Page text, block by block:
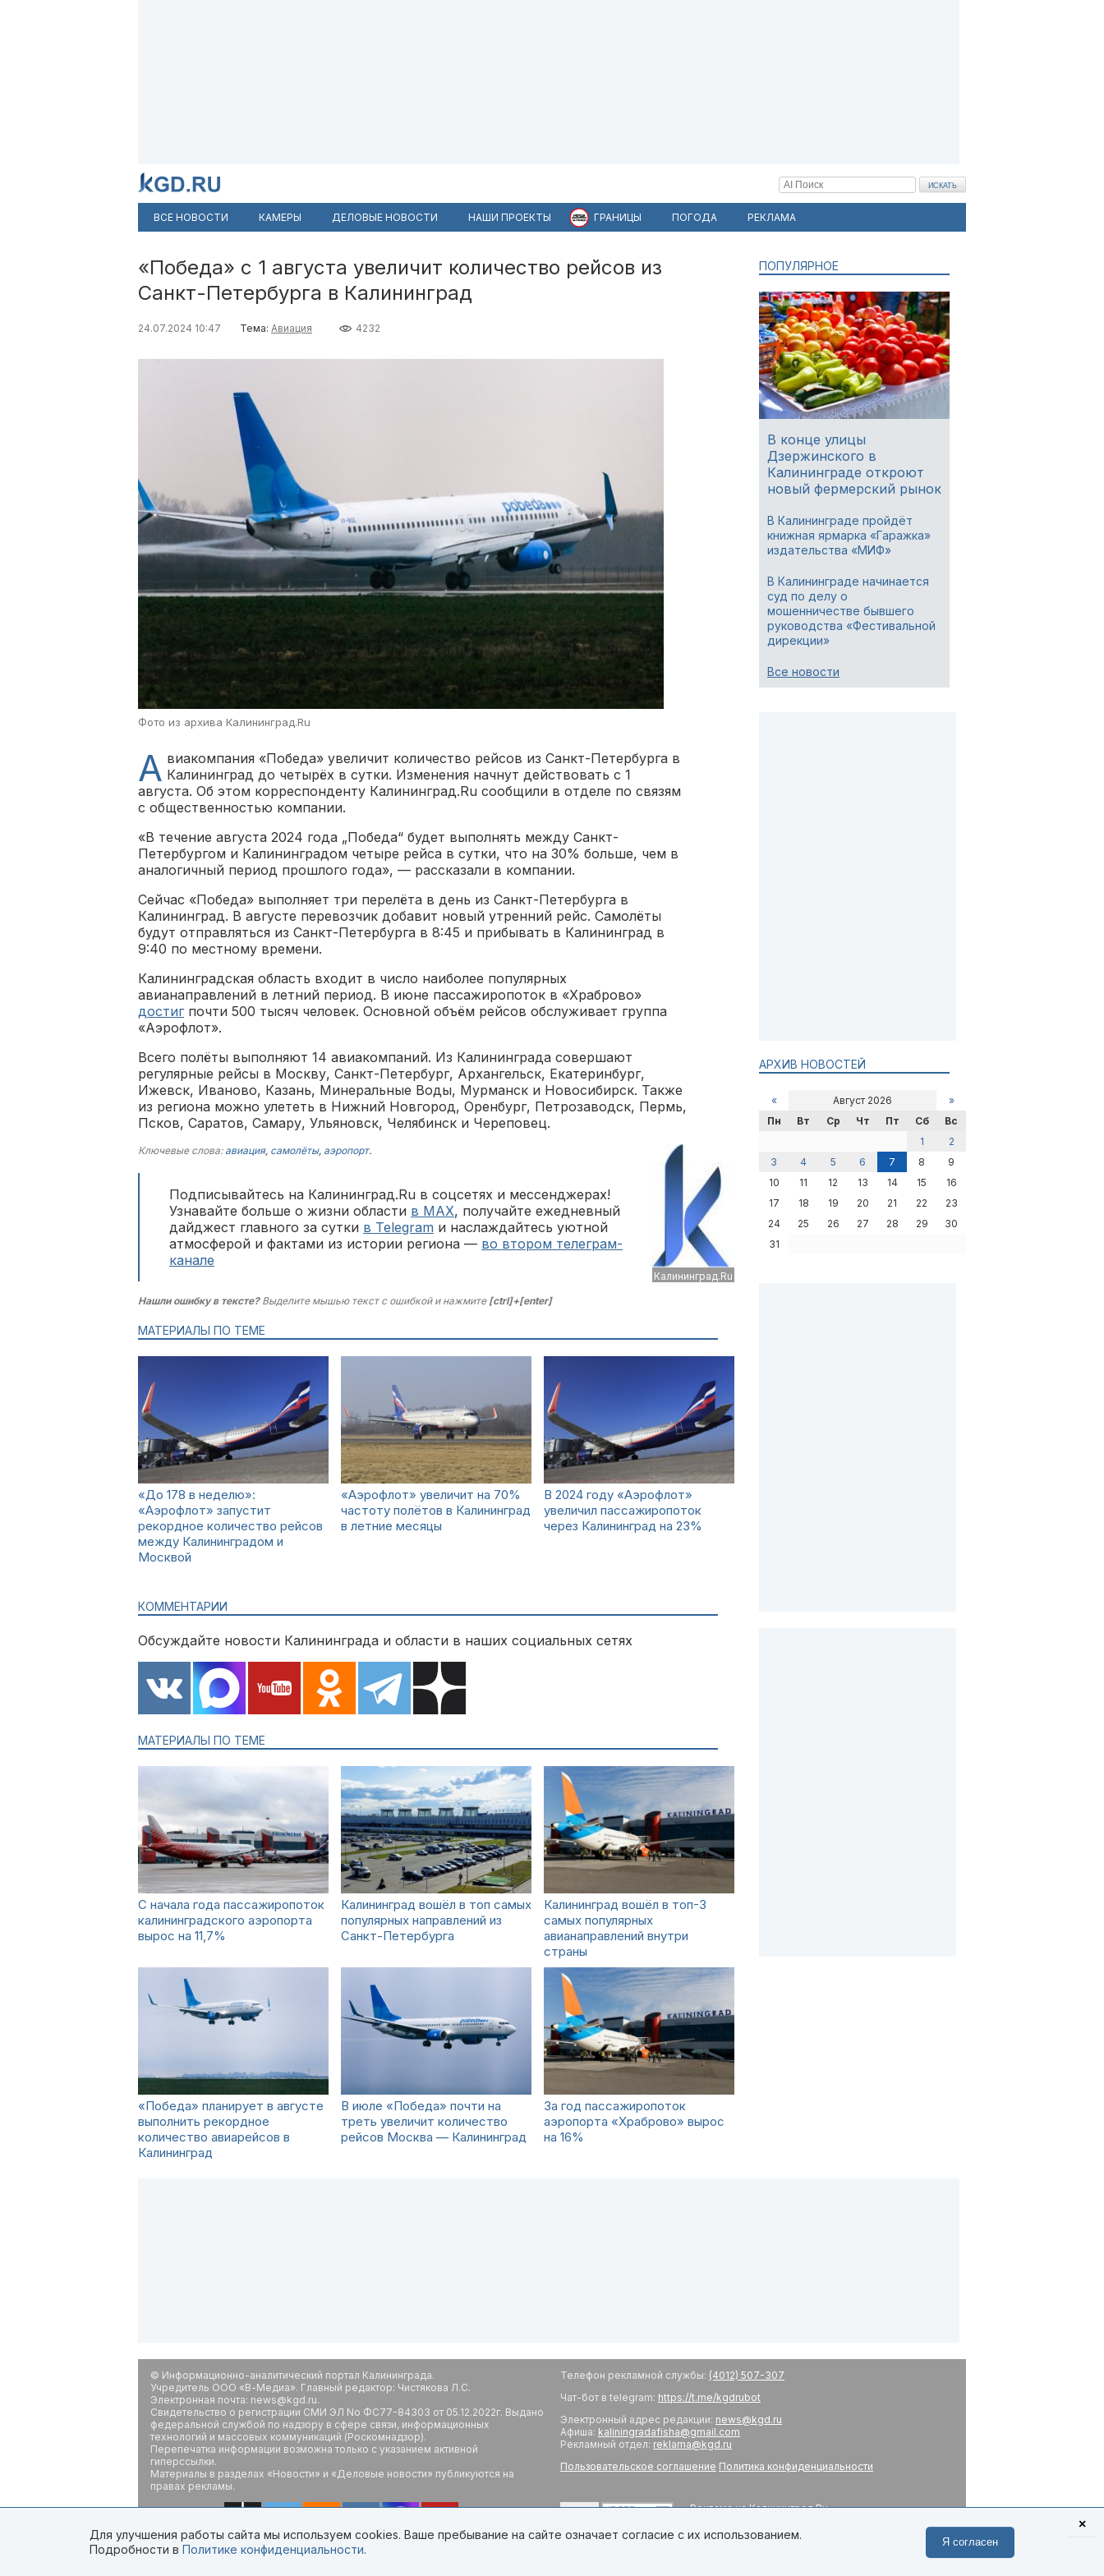
ВСЕ НОВОСТИ КАМЕРЫ ДЕЛОВЫЕ НОВОСТИ НАШИ ПРОЕКТЫ ГРАНИЦЫ ПОГОДА РЕКЛАМА
«Победа» с 1 августа увеличит количество рейсов из
Санкт-Петербурга в Калининград
24.07.2024 10:47 Тема: Авиация 4232
Фото из архива Калининград.Ru
А виакомпания «Победа» увеличит количество рейсов из Санкт-Петербурга в
Калининград до четырёх в сутки. Изменения начнут действовать с 1
августа. Об этом корреспонденту Калининград.Ru сообщили в отделе по связям
с общественностью компании.
«В течение августа 2024 года „Победа“ будет выполнять между Санкт-
Петербургом и Калининградом четыре рейса в сутки, что на 30% больше, чем в
аналогичный период прошлого года», — рассказали в компании.
Сейчас «Победа» выполняет три перелёта в день из Санкт-Петербурга в
Калининград. В августе перевозчик добавит новый утренний рейс. Самолёты
будут отправляться из Санкт-Петербурга в 8:45 и прибывать в Калининград в
9:40 по местному времени.
Калининградская область входит в число наиболее популярных
авианаправлений в летний период. В июне пассажиропоток в «Храброво»
достигпочти 500 тысяч человек. Основной объём рейсов обслуживает группа
«Аэрофлот».
Всего полёты выполняют 14 авиакомпаний. Из Калининграда совершают
регулярные рейсы в Москву, Санкт-Петербург, Архангельск, Екатеринбург,
Ижевск, Иваново, Казань, Минеральные Воды, Мурманск и Новосибирск. Также
из региона можно улететь в Нижний Новгород, Оренбург, Петрозаводск, Пермь,
Псков, Саратов, Самару, Ульяновск, Челябинск и Череповец.
Калининград.Ru
Ключевые слова: авиация, самолёты, аэропорт.
Подписывайтесь на Калининград.Ru в соцсетях и мессенджерах!
Узнавайте больше о жизни области в MAX, получайте ежедневный
дайджест главного за сутки в Telegram и наслаждайтесь уютной
атмосферой и фактами из истории региона — во втором телеграм-
канале
Нашли ошибку в тексте?Выделите мышью текст с ошибкой и нажмите [ctrl]+[enter]
МАТЕРИАЛЫ ПО ТЕМЕ
«До 178 в неделю»:
«Аэрофлот» запустит
рекордное количество рейсов
между Калининградом и
Москвой
«Аэрофлот» увеличит на 70%
частоту полётов в Калининград
в летние месяцы
В 2024 году «Аэрофлот»
увеличил пассажиропоток
через Калининград на 23%
КОММЕНТАРИИ
Обсуждайте новости Калининграда и области в наших социальных сетях
МАТЕРИАЛЫ ПО ТЕМЕ
С начала года пассажиропоток
калининградского аэропорта
вырос на 11,7%
Калининград вошёл в топ самых
популярных направлений из
Санкт-Петербурга
Калининград вошёл в топ-3
самых популярных
авианаправлений внутри
страны
«Победа» планирует в августе
выполнить рекордное
количество авиарейсов в
Калининград
В июле «Победа» почти на
треть увеличит количество
рейсов Москва — Калининград
За год пассажиропоток
аэропорта «Храброво» вырос
на 16%
ПОПУЛЯРНОЕ
В конце улицы
Дзержинского в
Калининграде откроют
новый фермерский рынок
В Калининграде пройдёт
книжная ярмарка «Гаражка»
издательства «МИФ»
В Калининграде начинается
суд по делу о
мошенничестве бывшего
руководства «Фестивальной
дирекции»
Все новости
АРХИВ НОВОСТЕЙ
« Август 2026
»
Пн
Вт Ср Чт Пт Сб
Вс
1
2
3
4 5 6 7 8
9
10
11 12 13 14 15
16
17
18 19 20 21 22
23
24
25 26 27 28 29
30
31
© Информационно-аналитический портал Калининграда.
Учредитель ООО «В-Медиа». Главный редактор: Чистякова Л.С.
Электронная почта: news@kgd.ru.
Свидетельство о регистрации СМИ ЭЛ No ФС77-84303 от 05.12.2022г. Выдано
федеральной службой по надзору в сфере связи, информационных
технологий и массовых коммуникаций (Роскомнадзор).
Перепечатка информации возможна только с указанием активной
гиперссылки.
Материалы в разделах «Новости» и «Деловые новости» публикуются на
правах рекламы.
Телефон рекламной службы: (4012) 507-307
Чат-бот в telegram: https://t.me/kgdrubot
Электронный адрес редакции: news@kgd.ru
Афиша: kaliningradafisha@gmail.com
Рекламный отдел: reklama@kgd.ru
Пользовательское соглашение Политика конфиденциальности
Реклама на Калининград.Ru
Обратная связь
Для улучшения работы сайта мы используем cookies. Ваше пребывание на сайте означает согласие с их использованием.
Подробности в Политике конфиденциальности.
Я согласен
×